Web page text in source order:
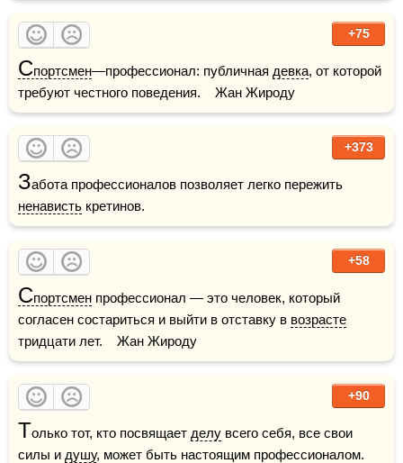
+75
Спортсмен—профессионал: публичная девка, от которой
требуют честного поведения.    Жан Жироду
+373
З
ненависть кретинов.
+58
Спортсмен профессионал — это человек, который
согласен состариться и выйти в отставку в возрасте
тридцати лет.    Жан Жироду
+90
Только тот, кто посвящает делу всего себя, все свои
силы и душу, может быть настоящим профессионалом.